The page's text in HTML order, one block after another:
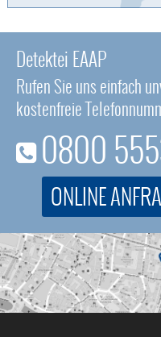
Detektei EAAP
Rufen Sie uns einfach
kostenfreie
0800
ONLINE